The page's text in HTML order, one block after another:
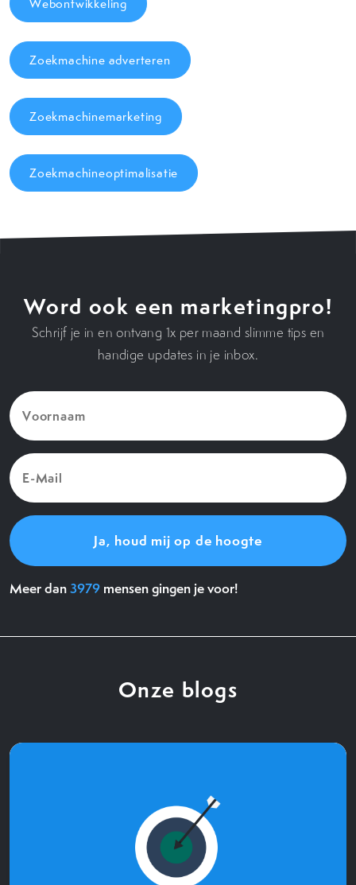
Webontwikkeling
Zoekmachine adverteren
Zoekmachinemarketing
Zoekmachineoptimalisatie
Word ook een marketingpro!
Schrijf je in en ontvang 1x per maand slimme tips en
handige updates in je inbox.
Voornaam
(Vereist)
E-
Mail
(Vereist)
Meer dan3979 mensen gingen je voor!
Onze blogs